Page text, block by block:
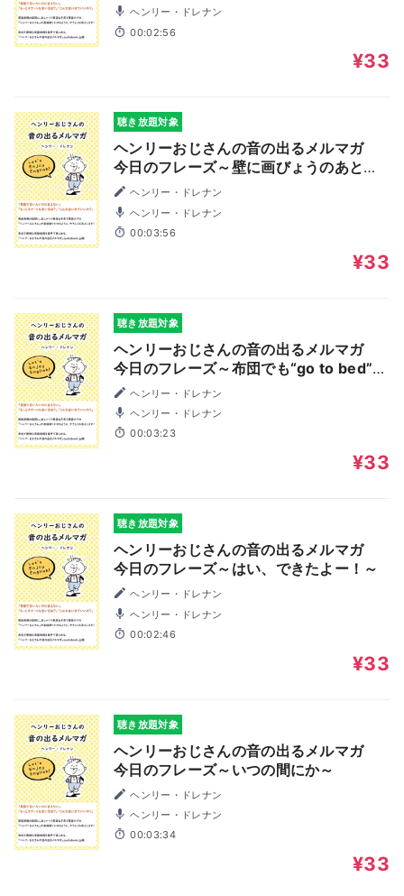
ヘンリー・ドレナン
00:02:56
¥33
聴き放題対象
ヘンリーおじさんの音の出るメルマガ
今日のフレーズ～壁に画びょうのあとが
ある～
ヘンリー・ドレナン
ヘンリー・ドレナン
00:03:56
¥33
聴き放題対象
ヘンリーおじさんの音の出るメルマガ
今日のフレーズ～布団でも“go to bed”？
～ ヘンリー・ドレナン
ヘンリー・ドレナン
00:03:23
¥33
聴き放題対象
ヘンリーおじさんの音の出るメルマガ
今日のフレーズ～はい、できたよー！～
ヘンリー・ドレナン
ヘンリー・ドレナン
00:02:46
¥33
聴き放題対象
ヘンリーおじさんの音の出るメルマガ
今日のフレーズ～いつの間にか～
ヘンリー・ドレナン
ヘンリー・ドレナン
00:03:34
¥33